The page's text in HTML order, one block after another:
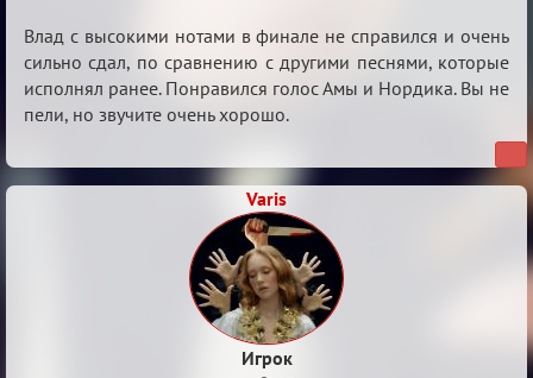
Re:
Мафский
Стихоплёт
(обсуждение)
Влад с высокими нотами в финале не справился и очень
сильно сдал, по сравнению с другими песнями, которые
исполнял ранее. Понравился голос Амы и Нордика. Вы не
пели, но звучите очень хорошо.
Varis
Игрок